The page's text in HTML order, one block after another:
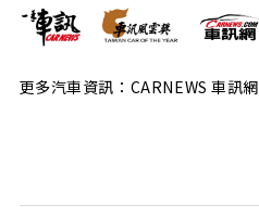
更多汽車資訊：CARNEWS 車訊網